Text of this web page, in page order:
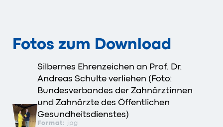
Fotos zum Download
Silbernes Ehrenzeichen an Prof. Dr.
Andreas Schulte verliehen (Foto:
Bundesverbandes der Zahnärztinnen
und Zahnärzte des Öffentlichen
Gesundheitsdienstes)
Format: jpg